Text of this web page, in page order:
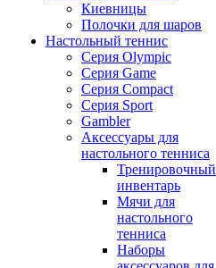
Киевницы
Полочки для шаров
Настольный теннис
Серия Olympic
Серия Game
Серия Compact
Серия Sport
Gambler
Аксессуары для
настольного тенниса
Тренировочный
инвентарь
Мячи для
настольного
тенниса
Наборы